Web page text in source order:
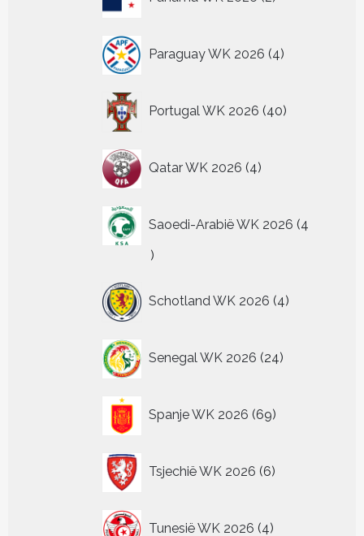
producten
Paraguay WK 2026 4
producten
Portugal WK 2026 40
producten
Qatar WK 2026 4
producten
Saoedi-Arabië WK 2026 4
4
Schotland WK 2026 4
producten
Senegal WK 2026 24
producten
Spanje WK 2026 69
producten
Tsjechië WK 2026 6
producten
Tunesië WK 2026 4